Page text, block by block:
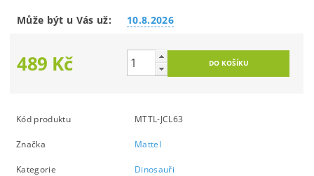
Může být u Vás už: 10.8.2026
489 Kč
Kód produktu MTTL-JCL63
Značka Mattel
Kategorie Dinosauři